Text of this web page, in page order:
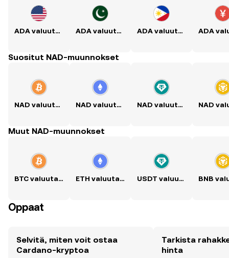
ADA valuutaksi USD ADA valuutaksi PKR ADA valuutaksi PHP
Suositut NAD-muunnokset
NAD valuutaksi BTC NAD valuutaksi ETH NAD valuutaksi USDT
Muut NAD-muunnokset
BTC valuutaksi NAD ETH valuutaksi NAD USDT valuutaksi NAD
Oppaat
Selvitä, miten voit ostaa
Cardano-kryptoa
Tarkista
hinta